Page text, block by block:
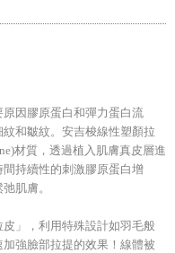
因膠原蛋白和彈力蛋白流
和皺紋。安吉梭線性塑顏拉
材質，透過植入肌膚真皮層進
持續性的刺激膠原蛋白增
肌膚。
」，利用特殊設計如羽毛般
強臉部拉提的效果！線體被